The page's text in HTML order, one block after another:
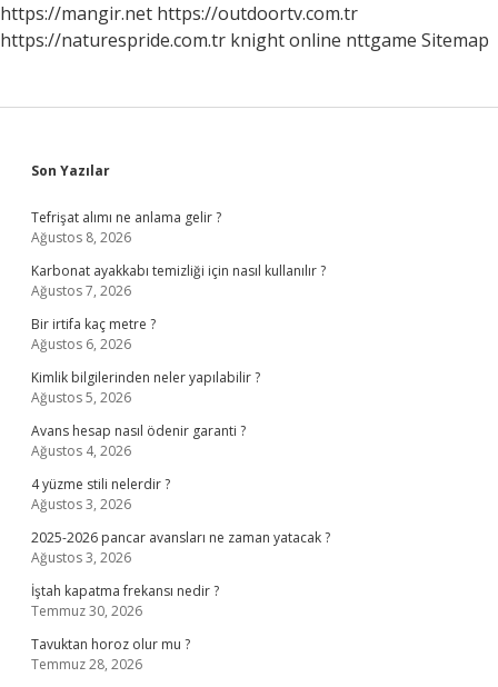
https://mangir.net https://outdoortv.com.tr
https://naturespride.com.tr knight online nttgame Sitemap
Sidebar
Son Yazılar
Tefrişat alımı ne anlama gelir ?
Ağustos 8, 2026
Karbonat ayakkabı temizliği için nasıl kullanılır ?
Ağustos 7, 2026
Bir irtifa kaç metre ?
Ağustos 6, 2026
Kimlik bilgilerinden neler yapılabilir ?
Ağustos 5, 2026
Avans hesap nasıl ödenir garanti ?
Ağustos 4, 2026
4 yüzme stili nelerdir ?
Ağustos 3, 2026
2025-2026 pancar avansları ne zaman yatacak ?
Ağustos 3, 2026
İştah kapatma frekansı nedir ?
Temmuz 30, 2026
Tavuktan horoz olur mu ?
Temmuz 28, 2026